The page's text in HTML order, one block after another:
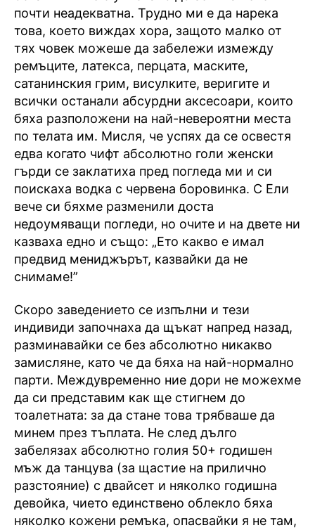
почти неадекватна. Трудно ми е да нарека
това, което виждах хора, защото малко от
тях човек можеше да забележи измежду
ремъците, латекса, перцата, маските,
сатанинския грим, висулките, веригите и
всички останали абсурдни аксесоари, които
бяха разположени на най-невероятни места
по телата им. Мисля, че успях да се освестя
едва когато чифт абсолютно голи женски
гърди се заклатиха пред погледа ми и си
поискаха водка с червена боровинка. С Ели
вече си бяхме разменили доста
недоумяващи погледи, но очите и на двете ни
казваха едно и също: „Ето какво е имал
предвид мениджърът, казвайки да не
снимаме!”
Скоро заведението се изпълни и тези
индивиди започнаха да щъкат напред назад,
разминавайки се без абсолютно никакво
замисляне, като че да бяха на най-нормално
парти. Междувременно ние дори не можехме
да си представим как ще стигнем до
тоалетната: за да стане това трябваше да
минем през тъплата. Не след дълго
забелязах абсолютно голия 50+ годишен
мъж да танцува (за щастие на прилично
разстояние) с двайсет и няколко годишна
девойка, чието единствено облекло бяха
няколко кожени ремъка, опасвайки я не там,